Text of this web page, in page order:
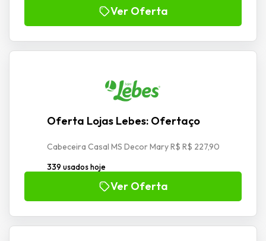
Ver Oferta
Oferta Lojas Lebes: Ofertaço
Cabeceira Casal MS Decor Mary R$ R$ 227,90
339 usados hoje
Ver Oferta